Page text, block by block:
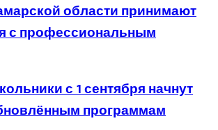
области принимают
с профессиональным
с 1 сентября начнут
программам